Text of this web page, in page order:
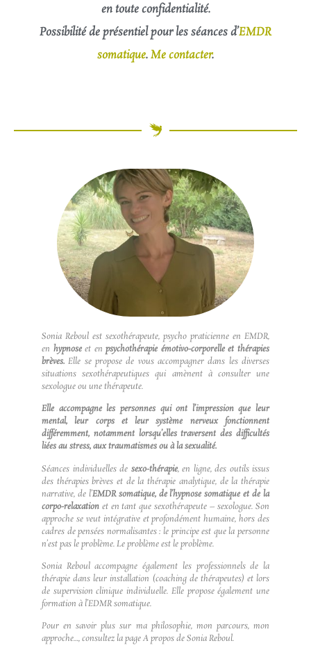
en toute confidentialité.
Possibilité de présentiel pour les séances d’EMDR
somatique.Me contacter.
Sonia Reboul est sexothérapeute, psycho praticienne en EMDR,
en hypnoseet enpsychothérapie émotivo-corporelle et thérapies
brèves. Elle se propose de vous accompagner dans les diverses
situations sexothérapeutiques qui amènent à consulter une
sexologue ou une thérapeute.
Elle accompagne les personnes qui ont l’impression que leur
mental, leur corps et leur système nerveux fonctionnent
différemment, notamment lorsqu’elles traversent des difficultés
liées au stress, aux traumatismes ou à la sexualité.
Séances individuelles de sexo-thérapie, en ligne, des outils issus
des thérapies brèves et de la thérapie analytique, de la thérapie
narrative, de l’EMDR somatique, de l’hypnose somatique et de la
corpo-relaxation et en tant que sexothérapeute – sexologue. Son
approche se veut intégrative et profondément humaine, hors des
cadres de pensées normalisantes : le principe est que la personne
n’est pas le problème. Le problème est le problème.
Sonia Reboul accompagne également les professionnels de la
thérapie dans leur installation (coaching de thérapeutes) et lors
de supervision clinique individuelle. Elle propose également une
formation à l’EDMR somatique.
Pour en savoir plus sur ma philosophie, mon parcours, mon
approche…, consultez la pageA propos de Sonia Reboul.